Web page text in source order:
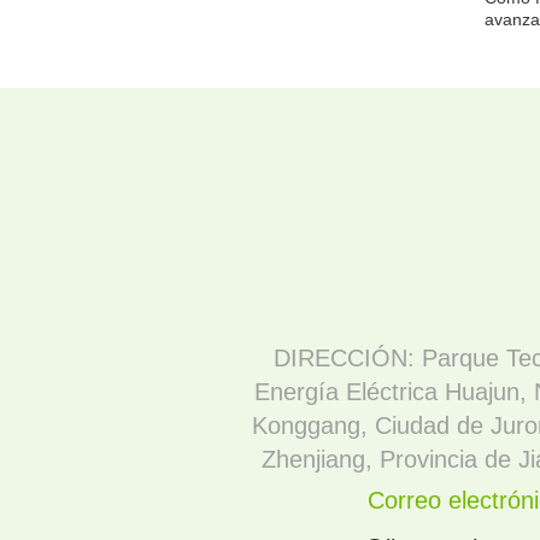
DIRECCIÓN: Parque
Energía Eléctrica Huajun,
Konggang, Ciudad de
Zhenjiang, Provincia de
Correo